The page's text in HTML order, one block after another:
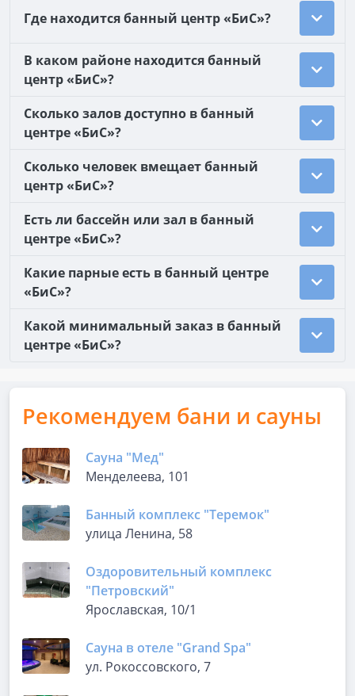
Где находится банный центр «БиС»?
В каком районе находится банный
центр «БиС»?
Сколько залов доступно в банный
центре «БиС»?
Сколько человек вмещает банный
центр «БиС»?
Есть ли бассейн или зал в банный
центре «БиС»?
Какие парные есть в банный центре
«БиС»?
Какой минимальный заказ в банный
центре «БиС»?
Рекомендуем бани и сауны
Сауна "Мед"
Менделеева, 101
Банный комплекс "Теремок"
улица Ленина, 58
Оздоровительный комплекс
"Петровский"
Ярославская, 10/1
Сауна в отеле "Grand Spa"
ул. Рокоссовского, 7